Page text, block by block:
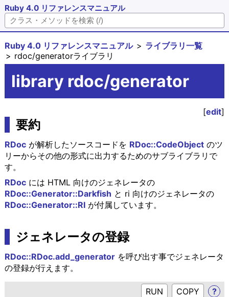
Ruby 4.0 リファレンスマニュアル
Ruby 4.0 リファレンスマニュアル
ライブラリ一覧
rdoc/generatorライブラリ
library rdoc/generator
[edit]
要約
RDocが解析したソースコードを RDoc::CodeObjectのツ
リーからその他の形式に出力するためのサブライブラリで
す。
RDocには HTML 向けのジェネレータの
RDoc::Generator::Darkfish と ri 向けのジェネレータの
RDoc::Generator::RIが付属しています。
ジェネレータの登録
RDoc::RDoc.add_generatorを呼び出す事でジェネレータ
の登録が行えます。
RUN ?